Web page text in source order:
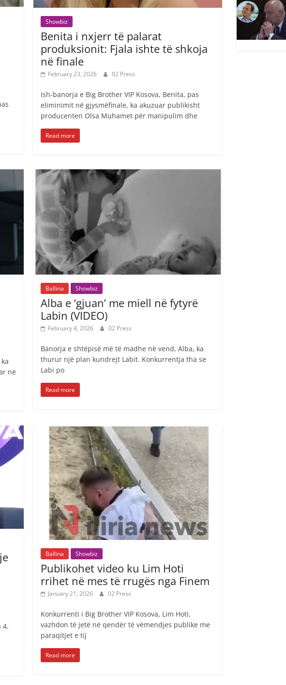
Showbiz
Benita i nxjerr të palarat
produksionit: Fjala ishte të shkoja
në finale
February 23, 2026 02 Press
Ish-banorja e Big Brother VIP Kosova, Benita, pas
eliminimit në gjysmëfinale, ka akuzuar publikisht
producenten Olsa Muhamet për manipulim dhe
Read more
në
Ballina Showbiz
Alba e ‘gjuan’ me miell në fytyrë
Labin (VIDEO)
February 4, 2026 02 Press
Banorja e shtëpisë më të madhe në vend, Alba, ka
thurur një plan kundrejt Labit. Konkurrentja tha se
Labi po
Read more
4.
Ballina Showbiz
Publikohet video ku Lim Hoti
rrihet në mes të rrugës nga Finem
January 21, 2026 02 Press
Konkurrenti i Big Brother VIP Kosova, Lim Hoti,
vazhdon të jetë në qendër të vëmendjes publike me
paraqitjet e tij
Read more